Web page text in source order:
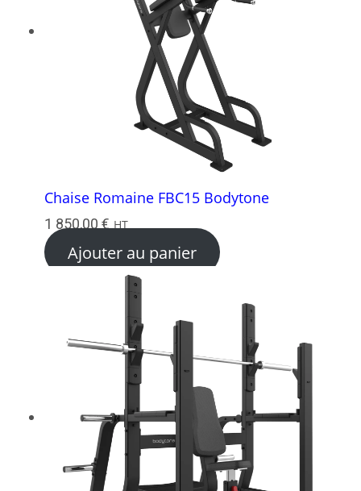
Chaise Romaine FBC15 Bodytone
1 850,00 € HT
Ajouter au panier